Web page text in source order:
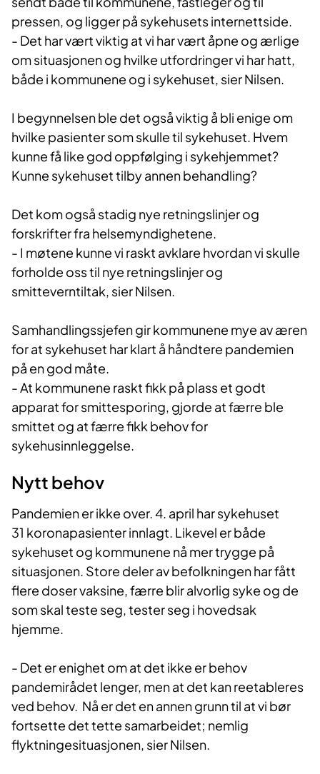
pressen, og ligger på sykehusets internettside.
- Det har vært viktig at vi har vært åpne og ærlige
om situasjonen og hvilke utfordringer vi har hatt,
både i kommunene og i sykehuset, sier Nilsen.
I begynnelsen ble det også viktig å bli enige om
hvilke pasienter som skulle til sykehuset. Hvem
kunne få like god oppfølging i sykehjemmet?
Kunne sykehuset tilby annen behandling?
Det kom også stadig nye retningslinjer og
forskrifter fra helsemyndighetene.
- I møtene kunne vi raskt avklare hvordan vi skulle
forholde oss til nye retningslinjer og
smitteverntiltak, sier Nilsen.
Samhandlingssjefen gir kommunene mye av æren
for at sykehuset har klart å håndtere pandemien
på en god måte.
- At kommunene raskt fikk på plass et godt
apparat for smittesporing, gjorde at færre ble
smittet og at færre fikk behov for
sykehusinnleggelse.
Nytt behov
Pandemien er ikke over. 4. april har sykehuset
31 koronapasienter innlagt. Likevel er både
sykehuset og kommunene nå mer trygge på
situasjonen. Store deler av befolkningen har fått
flere doser vaksine, færre blir alvorlig syke og de
som skal teste seg, tester seg i hovedsak
hjemme.
- Det er enighet om at det ikke er behov
pandemirådet lenger, men at det kan reetableres
ved behov. Nå er det en annen grunn til at vi bør
fortsette det tette samarbeidet; nemlig
flyktningesituasjonen, sier Nilsen.